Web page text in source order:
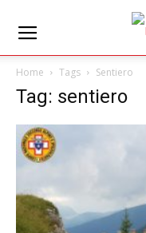
Home Tags Sentiero
Tag: sentiero